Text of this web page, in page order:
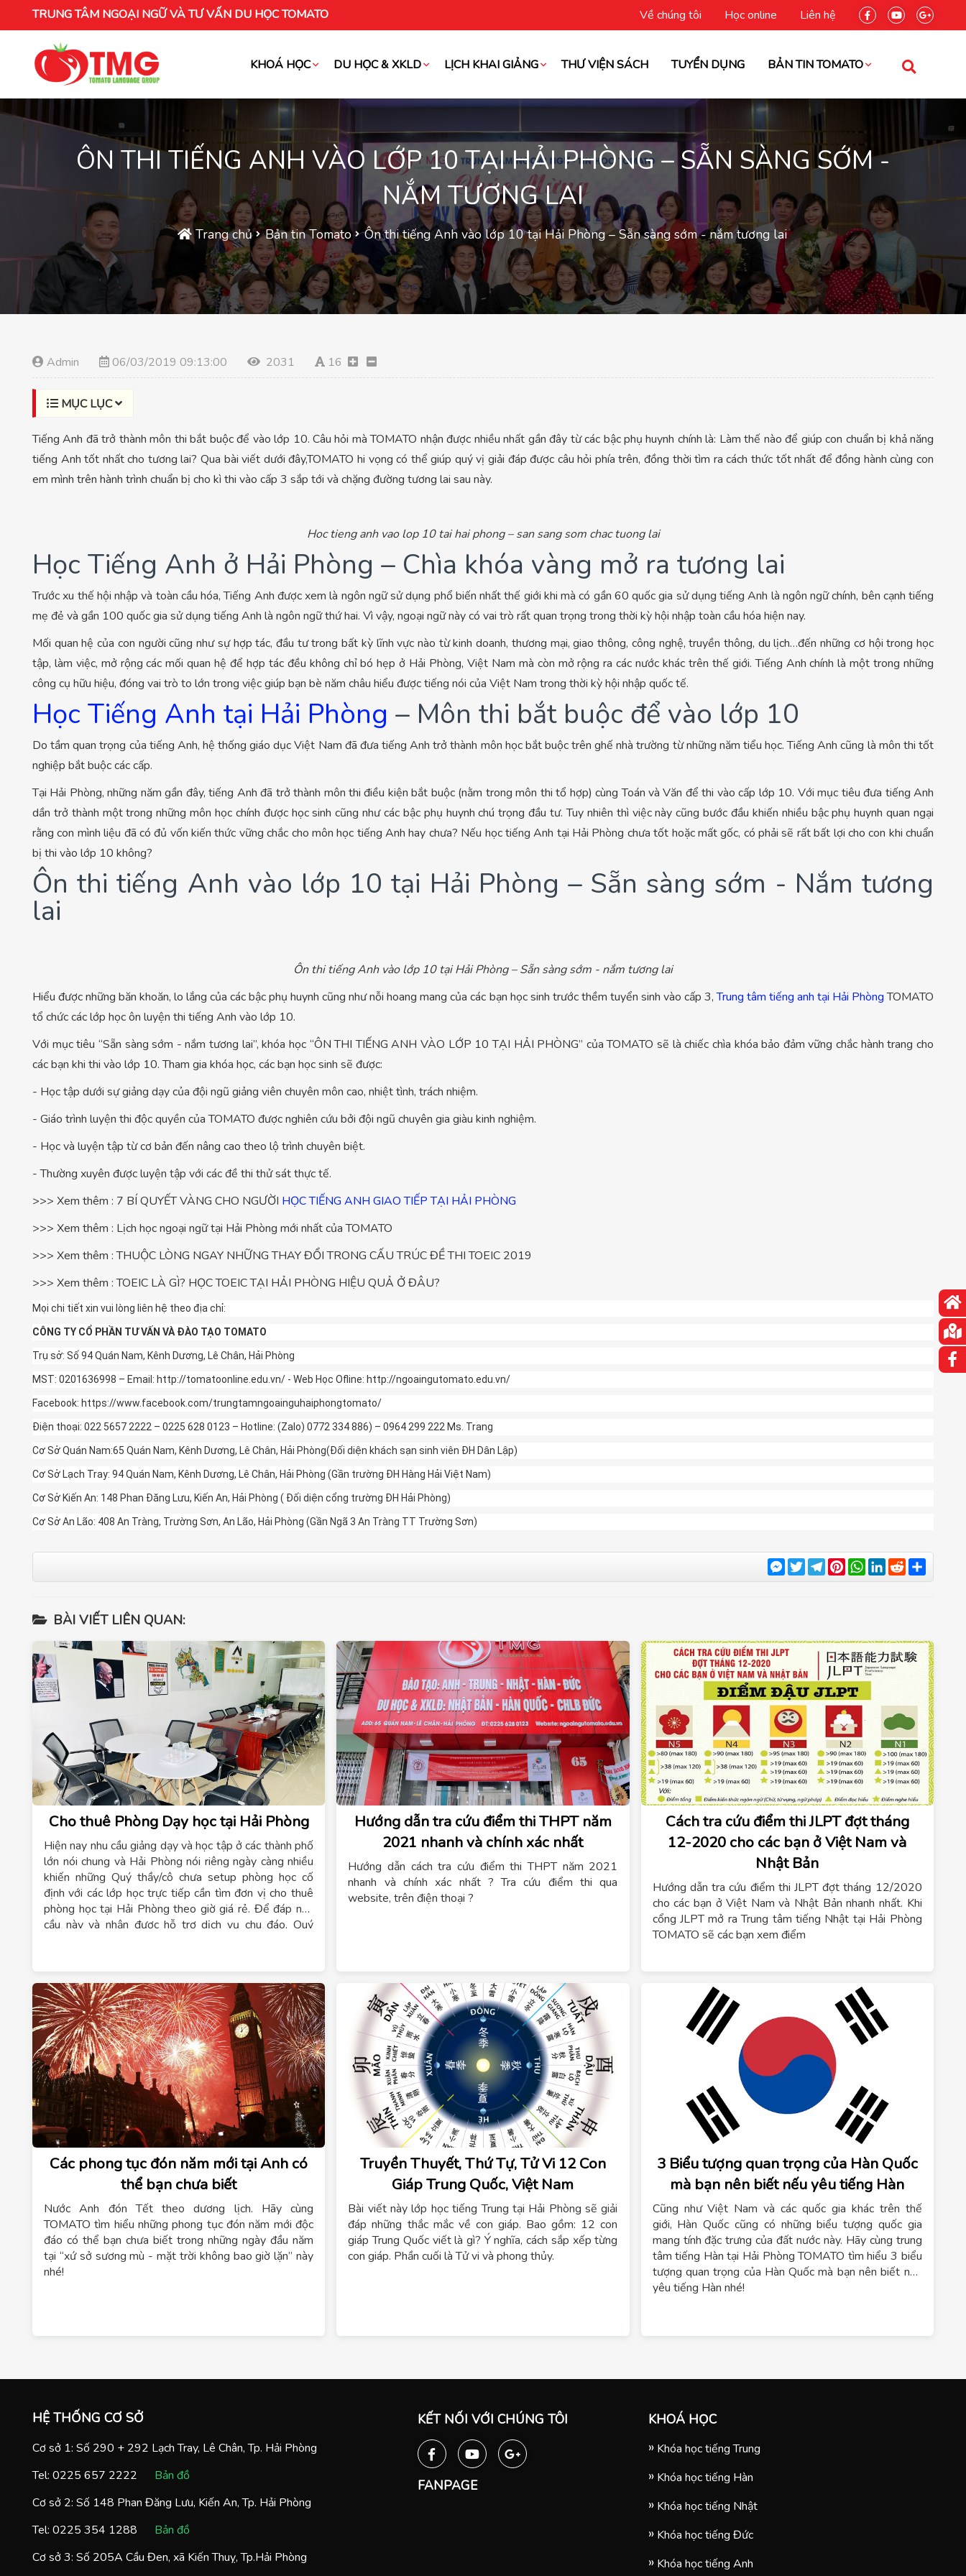
TRUNG TÂM NGOẠI NGỮ VÀ TƯ VẤN DU HỌC TOMATO Về chúng tôi Học online Liên hệ
KHOÁ HỌC DU HỌC & XKLD LỊCH KHAI GIẢNG THƯ VIỆN SÁCH TUYỂN DỤNG BẢN TIN TOMATO
ÔN THI TIẾNG ANH VÀO LỚP 10 TẠI HẢI PHÒNG – SẴN SÀNG SỚM -
NẮM TƯƠNG LAI
Trang chủ Bản tin Tomato Ôn thi tiếng Anh vào lớp 10 tại Hải Phòng – Sẵn sàng sớm - nắm tương lai
Admin 06/03/2019 09:13:00 2031 16
MỤC LỤC
Tiếng Anh đã trở thành môn thi bắt buộc để vào lớp 10. Câu hỏi mà TOMATO nhận được nhiều nhất gần đây từ các bậc phụ huynh chính là: Làm thế nào để giúp con chuẩn bị khả năng
tiếng Anh tốt nhất cho tương lai? Qua bài viết dưới đây,TOMATO hi vọng có thể giúp quý vị giải đáp được câu hỏi phía trên, đồng thời tìm ra cách thức tốt nhất để đồng hành cùng con
em mình trên hành trình chuẩn bị cho kì thi vào cấp 3 sắp tới và chặng đường tương lai sau này.
Hoc tieng anh vao lop 10 tai hai phong – san sang som chac tuong lai
Học Tiếng Anh ở Hải Phòng – Chìa khóa vàng mở ra tương lai
Trước xu thế hội nhập và toàn cầu hóa, Tiếng Anh được xem là ngôn ngữ sử dụng phổ biến nhất thế giới khi mà có gần 60 quốc gia sử dụng tiếng Anh là ngôn ngữ chính, bên cạnh tiếng
mẹ đẻ và gần 100 quốc gia sử dụng tiếng Anh là ngôn ngữ thứ hai. Vì vậy, ngoại ngữ này có vai trò rất quan trọng trong thời kỳ hội nhập toàn cầu hóa hiện nay.
Mối quan hệ của con người cũng như sự hợp tác, đầu tư trong bất kỳ lĩnh vực nào từ kinh doanh, thương mại, giao thông, công nghệ, truyền thông, du lịch…đến những cơ hội trong học
tập, làm việc, mở rộng các mối quan hệ để hợp tác đều không chỉ bó hẹp ở Hải Phòng, Việt Nam mà còn mở rộng ra các nước khác trên thế giới. Tiếng Anh chính là một trong những
công cụ hữu hiệu, đóng vai trò to lớn trong việc giúp bạn bè năm châu hiểu được tiếng nói của Việt Nam trong thời kỳ hội nhập quốc tế.
Học Tiếng Anh tại Hải Phòng – Môn thi bắt buộc để vào lớp 10
Do tầm quan trọng của tiếng Anh, hệ thống giáo dục Việt Nam đã đưa tiếng Anh trở thành môn học bắt buộc trên ghế nhà trường từ những năm tiểu học. Tiếng Anh cũng là môn thi tốt
nghiệp bắt buộc các cấp.
Tại Hải Phòng, những năm gần đây, tiếng Anh đã trở thành môn thi điều kiện bắt buộc (nằm trong môn thi tổ hợp) cùng Toán và Văn để thi vào cấp lớp 10. Với mục tiêu đưa tiếng Anh
dần trở thành một trong những môn học chính được học sinh cũng như các bậc phụ huynh chú trọng đầu tư. Tuy nhiên thì việc này cũng bước đầu khiến nhiều bậc phụ huynh quan ngại
rằng con mình liệu đã có đủ vốn kiến thức vững chắc cho môn học tiếng Anh hay chưa? Nếu học tiếng Anh tại Hải Phòng chưa tốt hoặc mất gốc, có phải sẽ rất bất lợi cho con khi chuẩn
bị thi vào lớp 10 không?
Ôn thi tiếng Anh vào lớp 10 tại Hải Phòng – Sẵn sàng sớm - Nắm tương
lai
Ôn thi tiếng Anh vào lớp 10 tại Hải Phòng – Sẵn sàng sớm - nắm tương lai
Hiểu được những băn khoăn, lo lắng của các bậc phụ huynh cũng như nỗi hoang mang của các bạn học sinh trước thềm tuyển sinh vào cấp 3,Trung tâm tiếng anh tại Hải PhòngTOMATO
tổ chức các lớp học ôn luyện thi tiếng Anh vào lớp 10.
Với mục tiêu “Sẵn sàng sớm - nắm tương lai”, khóa học “ÔN THI TIẾNG ANH VÀO LỚP 10 TẠI HẢI PHÒNG” của TOMATO sẽ là chiếc chìa khóa bảo đảm vững chắc hành trang cho
các bạn khi thi vào lớp 10. Tham gia khóa học, các bạn học sinh sẽ được:
- Học tập dưới sự giảng dạy của đội ngũ giảng viên chuyên môn cao, nhiệt tình, trách nhiệm.
- Giáo trình luyện thi độc quyền của TOMATO được nghiên cứu bởi đội ngũ chuyên gia giàu kinh nghiệm.
- Học và luyện tập từ cơ bản đến nâng cao theo lộ trình chuyên biệt.
- Thường xuyên được luyện tập với các đề thi thử sát thực tế.
>>> Xem thêm : 7 BÍ QUYẾT VÀNG CHO NGƯỜI HỌC TIẾNG ANH GIAO TIẾP TẠI HẢI PHÒNG
>>> Xem thêm : Lịch học ngoại ngữ tại Hải Phòng mới nhất của TOMATO
>>> Xem thêm : THUỘC LÒNG NGAY NHỮNG THAY ĐỔI TRONG CẤU TRÚC ĐỀ THI TOEIC 2019
>>> Xem thêm : TOEIC LÀ GÌ? HỌC TOEIC TẠI HẢI PHÒNG HIỆU QUẢ Ở ĐÂU?
Mọi chi tiết xin vui lòng liên hệ theo địa chỉ:
CÔNG TY CỔ PHẦN TƯ VẤN VÀ ĐÀO TẠO TOMATO
Trụ sở: Số 94 Quán Nam, Kênh Dương, Lê Chân, Hải Phòng
MST: 0201636998 – Email: http://tomatoonline.edu.vn/ - Web Học Ofline: http://ngoaingutomato.edu.vn/
Facebook: https://www.facebook.com/trungtamngoainguhaiphongtomato/
Điện thoại: 022 5657 2222 – 0225 628 0123 – Hotline: (Zalo) 0772 334 886) – 0964 299 222 Ms. Trang
Cơ Sở Quán Nam:65 Quán Nam, Kênh Dương, Lê Chân, Hải Phòng(Đối diện khách sạn sinh viên ĐH Dân Lập)
Cơ Sở Lạch Tray: 94 Quán Nam, Kênh Dương, Lê Chân, Hải Phòng (Gần trường ĐH Hàng Hải Việt Nam)
Cơ Sở Kiến An: 148 Phan Đăng Lưu, Kiến An, Hải Phòng ( Đối diện cổng trường ĐH Hải Phòng)
Cơ Sở An Lão: 408 An Tràng, Trường Sơn, An Lão, Hải Phòng (Gần Ngã 3 An Tràng TT Trường Sơn)
Messenger
TwitterTelegram
Pinterest
WhatsApp
LinkedIn
Reddit
BÀI VIẾT LIÊN QUAN:
Cho thuê Phòng Dạy học tại Hải Phòng
Hiện nay nhu cầu giảng dạy và học tập ở các thành phố
lớn nói chung và Hải Phòng nói riêng ngày càng nhiều
khiến những Quý thầy/cô chưa setup phòng học cố
định với các lớp học trực tiếp cần tìm đơn vị cho thuê
phòng học tại Hải Phòng theo giờ giá rẻ. Để đáp nhu
cầu này và nhận được hỗ trợ dịch vụ chu đáo, Quý
giá tốt nhất và đạt chuẩn yêu cầu về thiết bị đào tạo
nghề.
Hướng dẫn tra cứu điểm thi THPT năm
2021 nhanh và chính xác nhất
Hướng dẫn cách tra cứu điểm thi THPT năm 2021
nhanh và chính xác nhất ? Tra cứu điểm thi qua
website, trên điện thoại ?
Cách tra cứu điểm thi JLPT đợt tháng
12-2020 cho các bạn ở Việt Nam và
Nhật Bản
Hướng dẫn tra cứu điểm thi JLPT đợt tháng 12/2020
cho các bạn ở Việt Nam và Nhật Bản nhanh nhất. Khi
cổng JLPT mở ra Trung tâm tiếng Nhật tại Hải Phòng
TOMATO sẽ các bạn xem điểm
Các phong tục đón năm mới tại Anh có
thể bạn chưa biết
Nước Anh đón Tết theo dương lịch. Hãy cùng
TOMATO tìm hiểu những phong tục đón năm mới độc
đáo có thể bạn chưa biết trong những ngày đầu năm
tại “xứ sở sương mù - mặt trời không bao giờ lặn” này
nhé!
Truyền Thuyết, Thứ Tự, Tử Vi 12 Con
Giáp Trung Quốc, Việt Nam
Bài viết này lớp học tiếng Trung tại Hải Phòng sẽ giải
đáp những thắc mắc về con giáp. Bao gồm: 12 con
giáp Trung Quốc viết là gì? Ý nghĩa, cách sắp xếp từng
con giáp. Phần cuối là Tử vi và phong thủy.
3 Biểu tượng quan trọng của Hàn Quốc
mà bạn nên biết nếu yêu tiếng Hàn
Cũng như Việt Nam và các quốc gia khác trên thế
giới, Hàn Quốc cũng có những biểu tượng quốc gia
mang tính đặc trưng của đất nước này. Hãy cùng trung
tâm tiếng Hàn tại Hải Phòng TOMATO tìm hiểu 3 biểu
tượng quan trọng của Hàn Quốc mà bạn nên biết nếu
yêu tiếng Hàn nhé!
KHOÁ HỌC
Khóa học tiếng Trung
Khóa học tiếng Hàn
Khóa học tiếng Nhật
Khóa học tiếng Đức
Khóa học tiếng Anh
HỆ THỐNG CƠ SỞ
Cơ sở 1: Số 290 + 292 Lạch Tray, Lê Chân, Tp. Hải Phòng
Tel: 0225 657 2222
Bản đồ
Cơ sở 2: Số 148 Phan Đăng Lưu, Kiến An, Tp. Hải Phòng
Tel: 0225 354 1288
Bản đồ
Cơ sở 3: Số 205A Cầu Đen, xã Kiến Thuỵ, Tp.Hải Phòng
KẾT NỐI VỚI CHÚNG TÔI
FANPAGE